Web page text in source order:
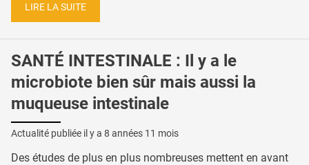
LIRE LA SUITE
SANTÉ INTESTINALE : Il y a le
microbiote bien sûr mais aussi la
muqueuse intestinale
Actualité publiée il y a 8 années 11 mois
Des études de plus en plus nombreuses mettent en avant